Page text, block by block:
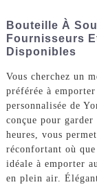
Bouteille À
Fournisseurs
Disponibles
Vous cherchez un
préférée à
personnalisée de
conçue pour garder
heures, vous
réconfortant où
idéale à emporter
en plein air.